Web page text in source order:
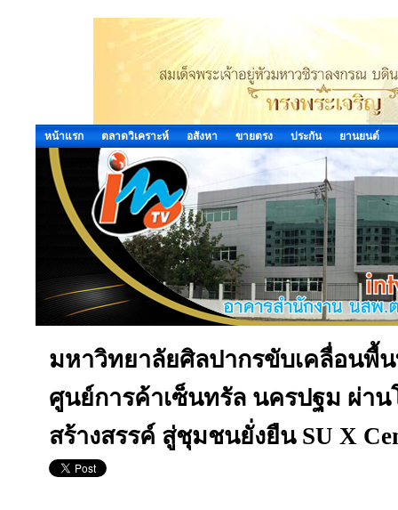
หน้าแรก ตลาดวิเคราะห์ อสังหา ขายตรง ประกัน ยานยนต์
มหาวิทยาลัยศิลปากรขับเคลื่อนพื้
ศูนย์การค้าเซ็นทรัล นครปฐม ผ่าน
สร้างสรรค์ สู่ชุมชนยั่งยืน SU X